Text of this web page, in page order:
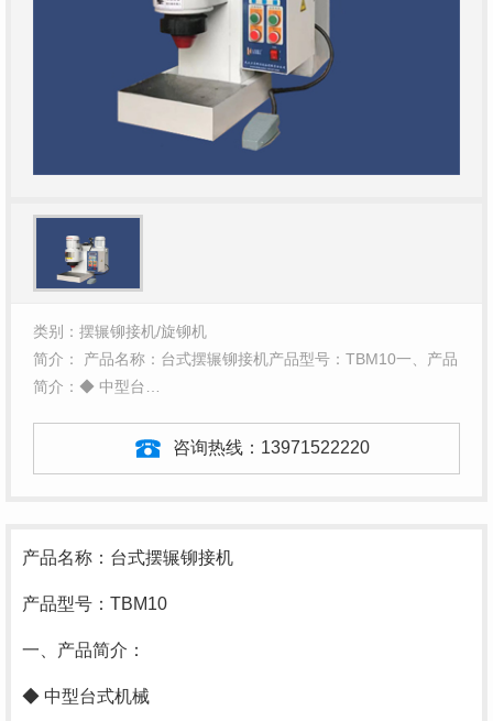
类别：摆辗铆接机/旋铆机
简介： 产品名称：台式摆辗铆接机产品型号：TBM10一、产品
简介：◆ 中型台…
咨询热线： 13971522220
产品名称：台式摆辗铆接机
产品型号：TBM10
一、产品简介：
◆ 中型台式机械